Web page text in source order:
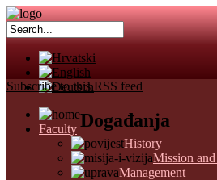
Faculty
History
Mission
Management
Subscribe to this RSS feed
Događanja